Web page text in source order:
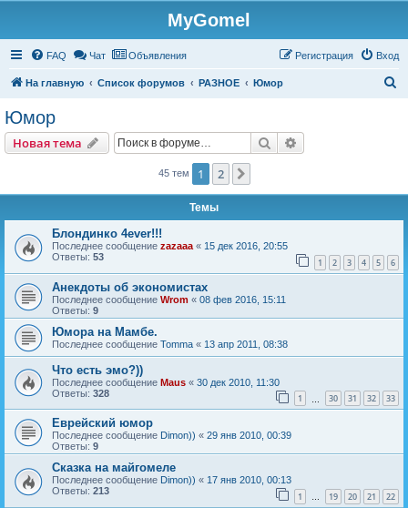
MyGomel
FAQ Чат Объявления Вход
Регистрация
На главную Список форумов РАЗНОЕ Юмор
Юмор
Новая тема
Новаятема Поиск
45 тем 1 2
Темы
Блондинко 4ever!!!
Последнее сообщение zazaaa « 15 дек 2016, 20:55
Ответы: 53 1 2 3 4 5 6
Анекдоты об экономистах
Последнее сообщение Wrom « 08 фев 2016, 15:11
Ответы: 9
Юмора на Мамбе.
Последнее сообщение Tomma « 13 апр 2011, 08:38
Что есть эмо?))
Последнее сообщение Maus « 30 дек 2010, 11:30
Ответы: 328 1 30 31 32 33
Еврейский юмор
Последнее сообщение Dimon)) « 29 янв 2010, 00:39
Ответы: 9
Сказка на майгомеле
Последнее сообщение Dimon)) « 17 янв 2010, 00:13
Ответы: 213 1 … 19 20 21 22